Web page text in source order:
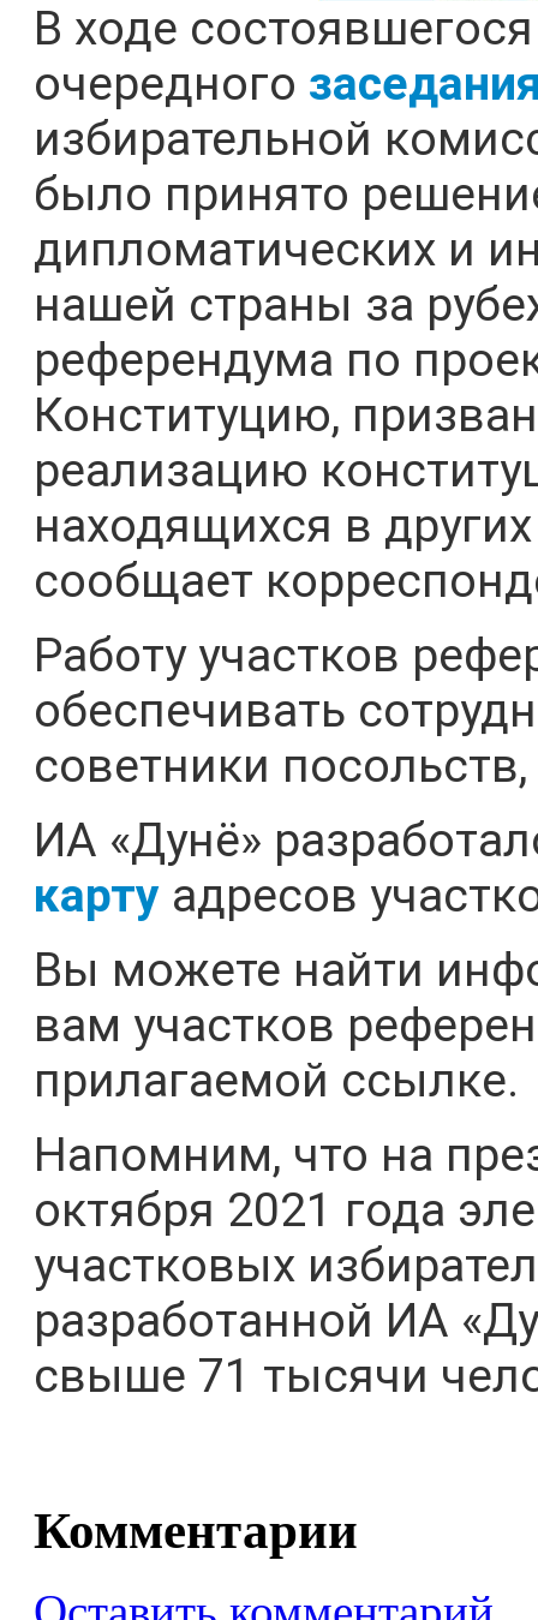
В ходе
очередного
избирательной
было принято
дипломатических и
нашей страны за
референдума по
Конституцию,
реализацию
находящихся в
сообщает
Работу участков
обеспечивать
советники
ИА «Дунё»
карту адресов
Вы можете найти
вам участков
прилагаемой ссылке.
Напомним, что на
октября 2021 года
участковых
разработанной ИА
свыше 71 тысячи
Комментарии